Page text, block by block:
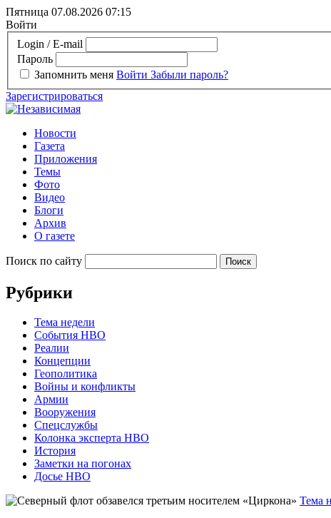
Пятница 07.08.2026 07:15
Войти
Login / E-mail
Пароль
Запомнить меня Войти Забыли пароль?
Зарегистрироваться
Новости
Газета
Приложения
Темы
Фото
Видео
Блоги
Архив
О газете
Поиск по сайту
Рубрики
Тема недели
События НВО
Реалии
Концепции
Геополитика
Войны и конфликты
Армии
Вооружения
Спецслужбы
Колонка эксперта НВО
История
Заметки на погонах
Досье НВО
Тема